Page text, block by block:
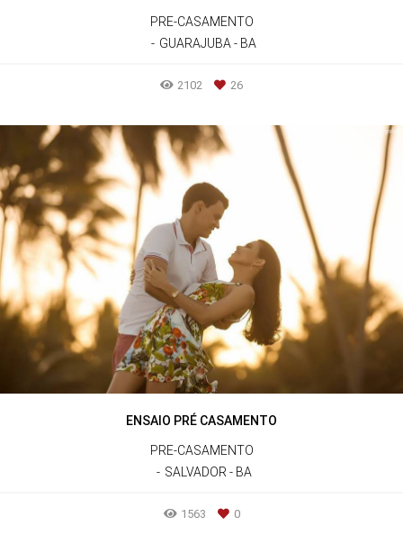
PRE-CASAMENTO
GUARAJUBA - BA
2102 26
ENSAIO PRÉ CASAMENTO
PRE-CASAMENTO
SALVADOR - BA
1563 0